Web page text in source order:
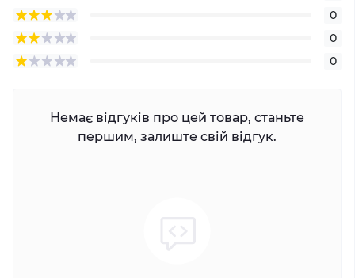
0
0
0
Немає відгуків про цей товар, станьте
першим, залиште свій відгук.